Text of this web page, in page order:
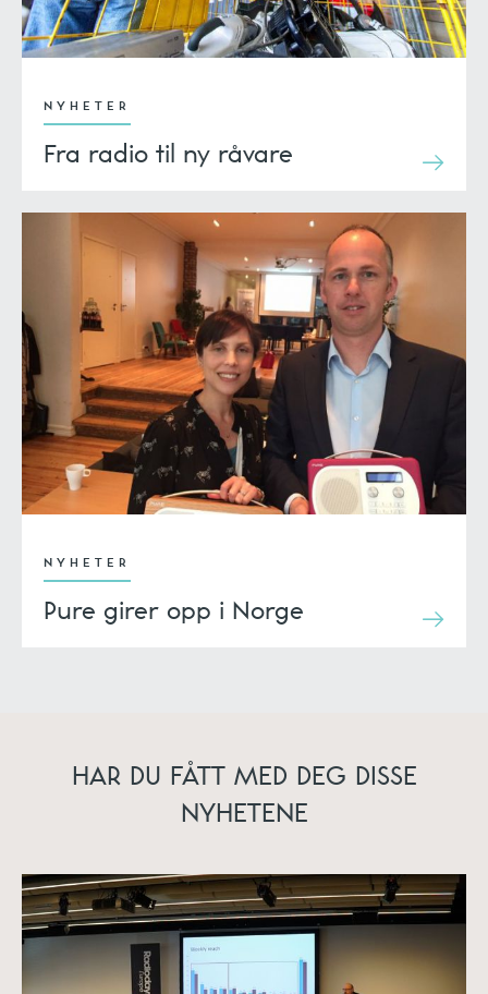
NYHETER
Fra radio til ny råvare
NYHETER
Pure girer opp i Norge
HAR DU FÅTT MED DEG DISSE
NYHETENE